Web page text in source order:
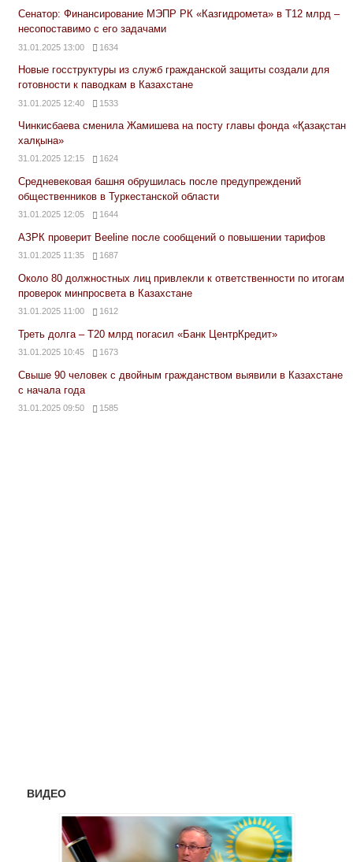
Сенатор: Финансирование МЭПР РК «Казгидромета» в Т12 млрд –
несопоставимо с его задачами
31.01.2025 13:00 1634
Новые госструктуры из служб гражданской защиты создали для
готовности к паводкам в Казахстане
31.01.2025 12:40 1533
Чинкисбаева сменила Жамишева на посту главы фонда «Қазақстан
халқына»
31.01.2025 12:15 1624
Средневековая башня обрушилась после предупреждений
общественников в Туркестанской области
31.01.2025 12:05 1644
АЗРК проверит Beeline после сообщений о повышении тарифов
31.01.2025 11:35 1687
Около 80 должностных лиц привлекли к ответственности по итогам
проверок минпросвета в Казахстане
31.01.2025 11:00 1612
Треть долга – Т20 млрд погасил «Банк ЦентрКредит»
31.01.2025 10:45 1673
Свыше 90 человек с двойным гражданством выявили в Казахстане
с начала года
31.01.2025 09:50 1585
ВИДЕО